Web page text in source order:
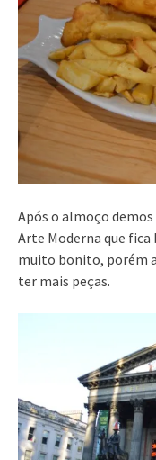
Após o almoço demos
Arte Moderna que fica
muito bonito, porém
ter mais peças.